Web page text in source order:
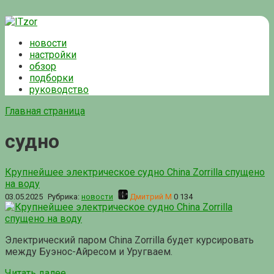
Перейти
контентуновости
настройки
обзор
подборки
руководство
Главная страница
судно
Крупнейшее электрическое судно China Zorrilla спущено
на воду
03.05.2025 Рубрика: новости Дмитрий М 0 134
Электрический паром China Zorrilla будет курсировать
между Буэнос-Айресом и Уругваем.